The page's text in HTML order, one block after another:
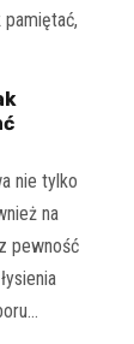
nie tylko
na
pewność